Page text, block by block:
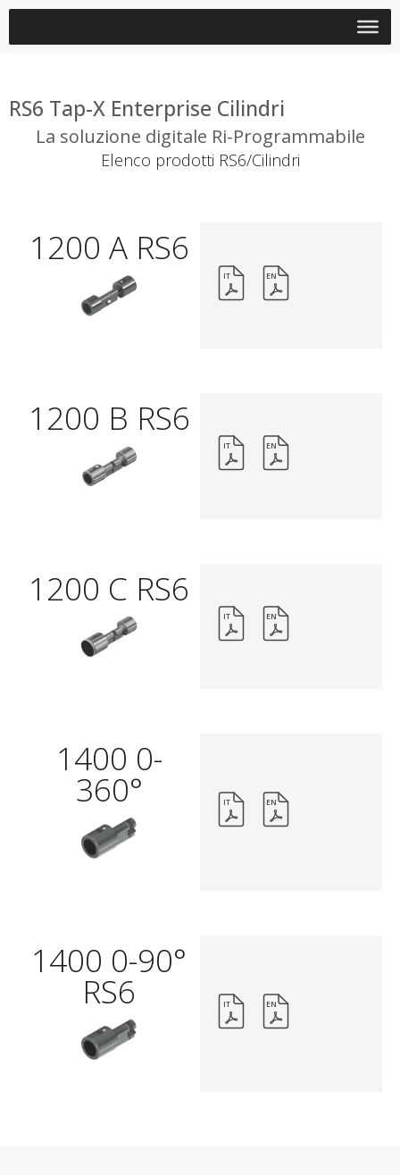
RS6 Tap-X Enterprise Cilindri
La soluzione digitale Ri-Programmabile
Elenco prodotti RS6/Cilindri
1200 A RS6
IT EN
1200 B RS6
IT EN
1200 C RS6
IT EN
1400 0-
360° IT EN
1400 0-90°
RS6 IT EN